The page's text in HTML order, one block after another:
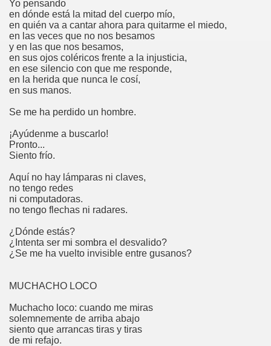
Yo pensando
en dónde está la mitad del cuerpo mío,
en quién va a cantar ahora para quitarme el miedo,
en las veces que no nos besamos
y en las que nos besamos,
en sus ojos coléricos frente a la injusticia,
en ese silencio con que me responde,
en la herida que nunca le cosí,
en sus manos.
Se me ha perdido un hombre.
¡Ayúdenme a buscarlo!
Pronto...
Siento frío.
Aquí no hay lámparas ni claves,
no tengo redes
ni computadoras.
no tengo flechas ni radares.
¿Dónde estás?
¿Intenta ser mi sombra el desvalido?
¿Se me ha vuelto invisible entre gusanos?
MUCHACHO LOCO
Muchacho loco: cuando me miras
solemnemente de arriba abajo
siento que arrancas tiras y tiras
de mi refajo.